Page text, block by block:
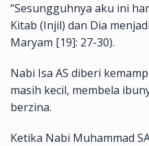
“Sesungguhnya aku ini
Kitab (Injil) dan Dia
Maryam [19]: 27-30).
Nabi Isa AS diberi
masih kecil, membela
berzina.
Ketika Nabi Muhammad